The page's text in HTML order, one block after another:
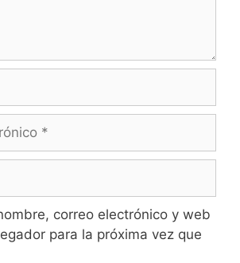
correo electrónico y web
para la próxima vez que